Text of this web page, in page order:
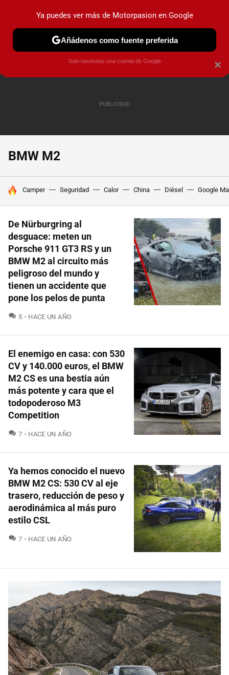
PRUEBAS COCHES ELÉCTRICOS OBSERVATORIO
BMW M2
HOY SE HABLA DE
Camper Seguridad Calor China Diésel Google
De Nürburgring al
desguace: meten un
Porsche 911 GT3 RS y un
BMW M2 al circuito más
peligroso del mundo y
tienen un accidente que
pone los pelos de punta
5 COMENTARIOS
HACE UN AÑO
El enemigo en casa: con 530
CV y 140.000 euros, el BMW
M2 CS es una bestia aún
más potente y cara que el
todopoderoso M3
Competition
7 COMENTARIOS
HACE UN AÑO
Ya hemos conocido el nuevo
BMW M2 CS: 530 CV al eje
trasero, reducción de peso y
aerodinámica al más puro
estilo CSL
7 COMENTARIOS
HACE UN AÑO
×
Ya puedes ver más de Motorpasion en Google
Añádenos como fuente preferida
Solo necesitas una cuenta de Google